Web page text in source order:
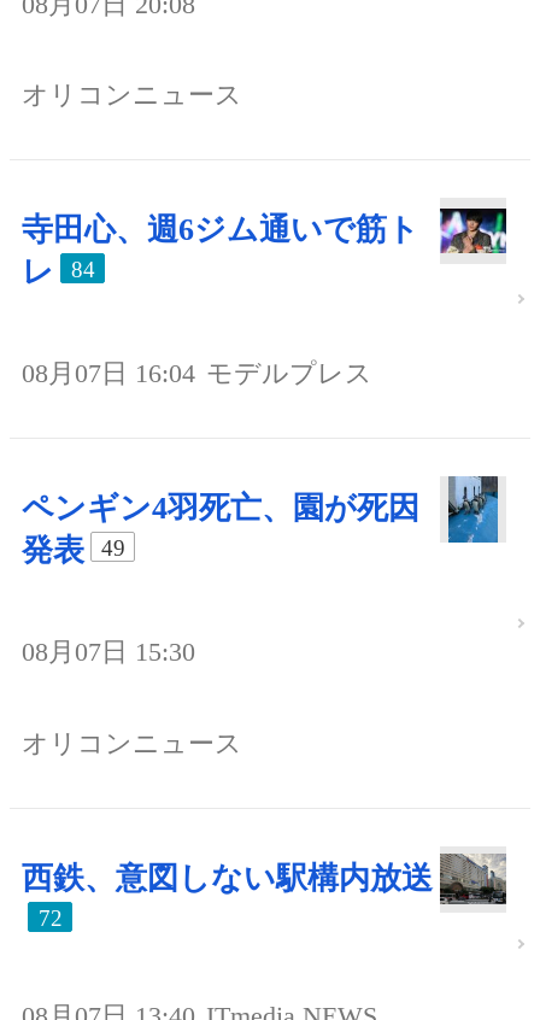
オリコンニュース
寺田心、週6ジム通いで筋ト
レ
84
08月07日 16:04 モデルプレス
ペンギン4羽死亡、園が死因
発表
49
08月07日 15:30
オリコンニュース
西鉄、意図しない駅構内放送
72